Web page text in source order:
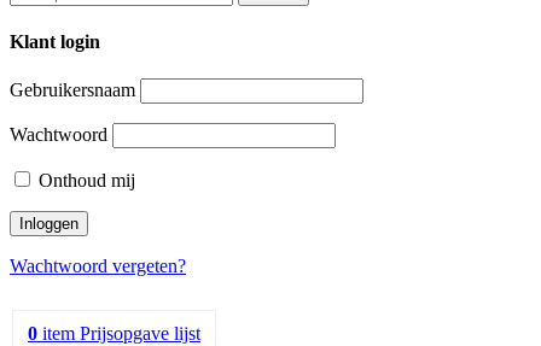
naar:
Klant login
Gebruikersnaam
Wachtwoord
Onthoud mij
Wachtwoord vergeten?
0 item Prijsopgave lijst